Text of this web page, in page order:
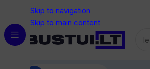
Skip to navigation
Skip to main content